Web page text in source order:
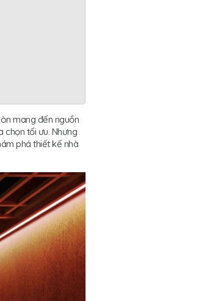
mang đến nguồn
chọn tối ưu. Nhưng
phá thiết kế nhà